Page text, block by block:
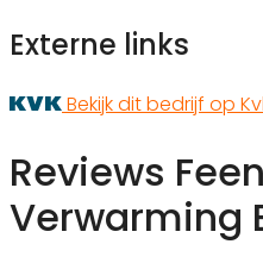
Externe links
Bekijk dit bedrijf op
Reviews
Verwarming